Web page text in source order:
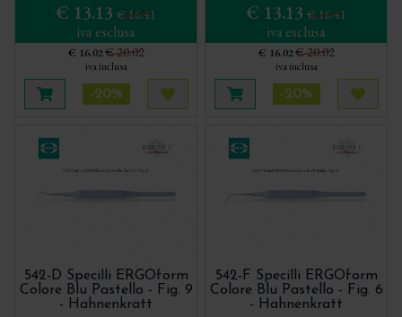
€ 13.13 € 16.41
iva esclusa
€ 16.02€ 20.02
iva inclusa
Aggiungi al carrello
-20%
Acquista più tardi
€ 13.13 € 16.41
iva esclusa
€ 16.02€ 20.02
iva inclusa
Aggiungi al carrello
-20%
542-D Specilli ERGOform
Colore Blu Pastello - Fig. 9
- Hahnenkratt
542-F Specilli ERGOform
Colore Blu Pastello - Fig. 6
- Hahnenkratt